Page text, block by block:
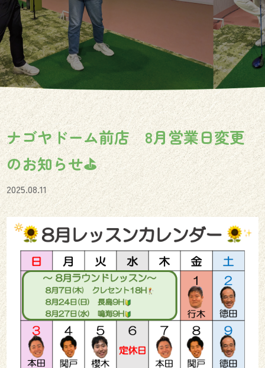
ナゴヤドーム前店 8月営業日変更
のお知らせ⛳️
2025.08.11